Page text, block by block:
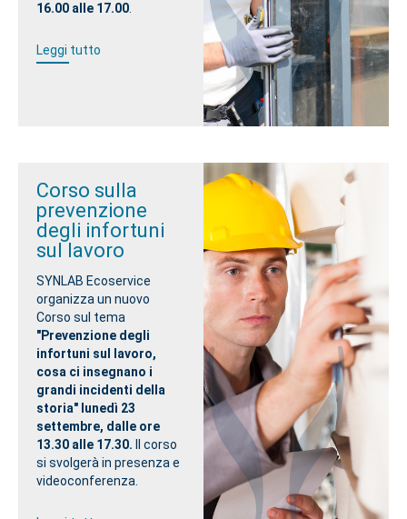
16.00 alle 17.00
Leggi tutto
Corso sulla
prevenzione
degli infortuni
sul lavoro
SYNLAB Ecoservice
organizza un nuovo
Corso sul tema
"Prevenzione degli
infortuni sul lavoro,
cosa ci insegnano i
grandi incidenti della
storia" lunedì 23
settembre, dalle ore
13.30 alle 17.30.
Il corso
si svolgerà in presenza e
videoconferenza.